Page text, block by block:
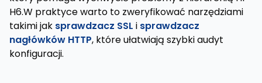
H6.W praktyce warto to zweryfikować narzędziami
takimi jak sprawdzacz SSL i sprawdzacz
nagłówków HTTP, które ułatwiają szybki audyt
konfiguracji.